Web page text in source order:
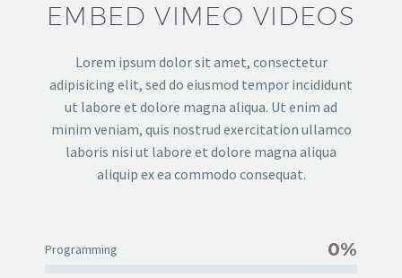
EMBED VIMEO VIDEOS
Lorem ipsum dolor sit amet, consectetur
adipisicing elit, sed do eiusmod tempor incididunt
ut labore et dolore magna aliqua. Ut enim ad
minim veniam, quis nostrud exercitation ullamco
laboris nisi ut labore et dolore magna aliqua
aliquip ex ea commodo consequat.
Programming 0%